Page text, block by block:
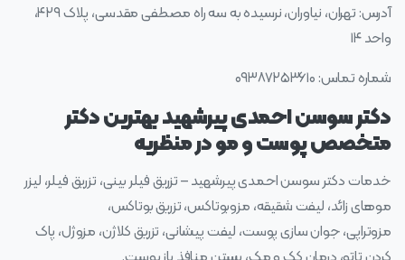
آدرس: تهران، نیاوران، نرسیده به سه راه مصطفی مقدسی، پلاک ۴۲۹،
واحد ۱۴
شماره تماس: ۰۹۳۸۷۲۵۳۶۱۰
دکتر سوسن احمدی پیرشهید بهترین دکتر
متخصص پوست و مو در منظریه
خدمات دکتر سوسن احمدی پیرشهید – تزریق فیلر بینی، تزریق فیلر، لیزر
موهای زائد، لیفت شقیقه، مزوبوتاکس، تزریق بوتاکس،
مزوتراپی، جوان سازی پوست، لیفت پیشانی، تزریق کلاژن، مزوژل، پاک